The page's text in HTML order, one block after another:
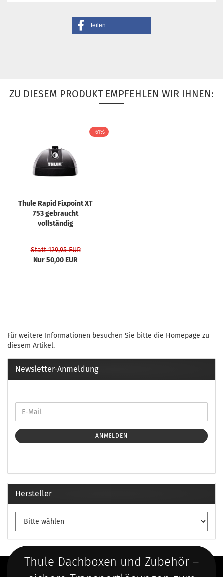
teilen
ZU DIESEM PRODUKT EMPFEHLEN WIR IHNEN:
-61%
Thule Rapid Fixpoint XT
753 gebraucht
vollständig
Statt 129,95 EUR
Nur 50,00 EUR
Für weitere Informationen besuchen Sie bitte die Homepage zu
diesem Artikel.
Newsletter-Anmeldung
ANMELDEN
Hersteller
Thule Dachboxen und Zubehör –